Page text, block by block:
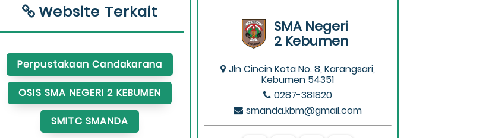
Website Terkait
Perpustakaan Candakarana
OSIS SMA NEGERI 2 KEBUMEN
SMITC SMANDA
SMA Negeri
2 Kebumen
Jln Cincin Kota No. 8, Karangsari,
Kebumen 54351
0287-381820
smanda.kbm@gmail.com